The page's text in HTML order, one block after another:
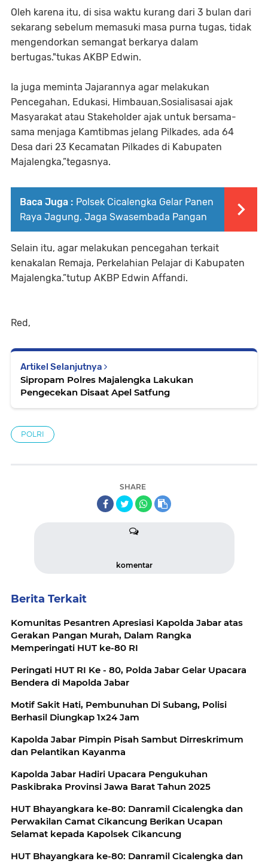
Oleh karena itu, di sisa waktu kurang dari 3 bulan dari
sekarang sebelum memasuki masa purna tugas, tidak
mengendorkan semangat berkarya dalam
bertugas."tukas AKBP Edwin.
Ia juga meminta Jajarannya agar melakukan
Pencegahan, Edukasi, Himbauan,Sosialisasai ajak
Masyarakat atau Stakeholder ajak untuk bersama-
sama menjaga Kamtibmas jelang Pilkades, ada 64
Desa dari 23 Kecamatan Pilkades di Kabupaten
Majalengka,”tegasnya.
Baca Juga : Polsek Cicalengka Gelar Panen
Raya Jagung, Jaga Swasembada Pangan
Selain itu, agar melakukan pencegahan terkait
kenakalan Remaja, Perkelahian Pelajar di Kabupaten
Majalengka.”tutup AKBP Edwin Affandi.
Red,
Artikel Selanjutnya
Sipropam Polres Majalengka Lakukan
Pengecekan Disaat Apel Satfung
POLRI
SHARE
komentar
Berita Terkait
Komunitas Pesantren Apresiasi Kapolda Jabar atas
Gerakan Pangan Murah, Dalam Rangka
Memperingati HUT ke-80 RI
Peringati HUT RI Ke - 80, Polda Jabar Gelar Upacara
Bendera di Mapolda Jabar
Motif Sakit Hati, Pembunuhan Di Subang, Polisi
Berhasil Diungkap 1x24 Jam
Kapolda Jabar Pimpin Pisah Sambut Dirreskrimum
dan Pelantikan Kayanma
Kapolda Jabar Hadiri Upacara Pengukuhan
Paskibraka Provinsi Jawa Barat Tahun 2025
HUT Bhayangkara ke-80: Danramil Cicalengka dan
Perwakilan Camat Cikancung Berikan Ucapan
Selamat kepada Kapolsek Cikancung
HUT Bhayangkara ke-80: Danramil Cicalengka dan